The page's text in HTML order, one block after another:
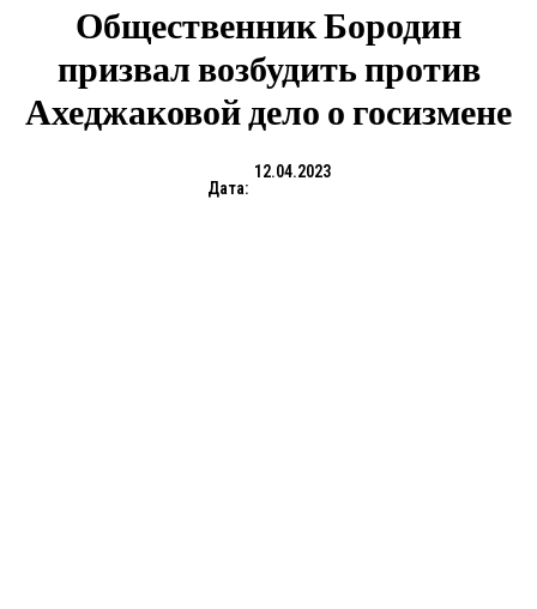
Общественник Бородин
призвал возбудить против
Ахеджаковой дело о госизмене
Дата:
12.04.2023